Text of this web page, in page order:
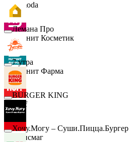
Lamoda
Магнит Косметик
Магнит Фарма
Hoff
Офисмаг
Лемана Про
7 утра
BURGER KING
Хочу.Могу – Суши.Пицца.Бургер